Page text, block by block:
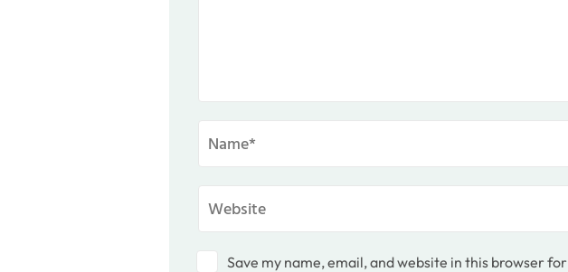
Save my name, email, and website in this browser